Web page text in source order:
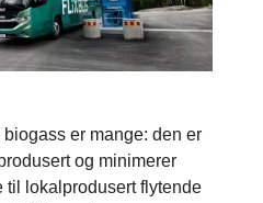
er mange: den er
og minimerer
til lokalprodusert flytende